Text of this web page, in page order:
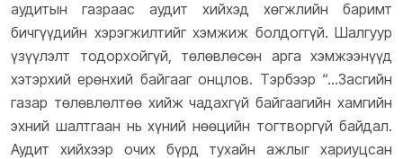
аудитын газраас аудит хийхэд хөгжлийн баримт
бичгүүдийн хэрэгжилтийг хэмжиж болдоггүй. Шалгуур
үзүүлэлт тодорхойгүй, төлөвлөсөн арга хэмжээнүүд
хэтэрхий ерөнхий байгааг онцлов. Тэрбээр “...Засгийн
газар төлөвлөлтөө хийж чадахгүй байгаагийн хамгийн
эхний шалтгаан нь хүний нөөцийн тогтворгүй байдал.
Аудит хийхээр очих бүрд тухайн ажлыг хариуцсан